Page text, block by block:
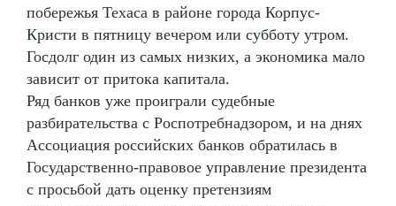
побережья Техаса в районе города Корпус-
Кристи в пятницу вечером или субботу утром.
Госдолг один из самых низких, а экономика мало
зависит от притока капитала.
Ряд банков уже проиграли судебные
разбирательства с Роспотребнадзором, и на днях
Ассоциация российских банков обратилась в
Государственно-правовое управление президента
с просьбой дать оценку претензиям